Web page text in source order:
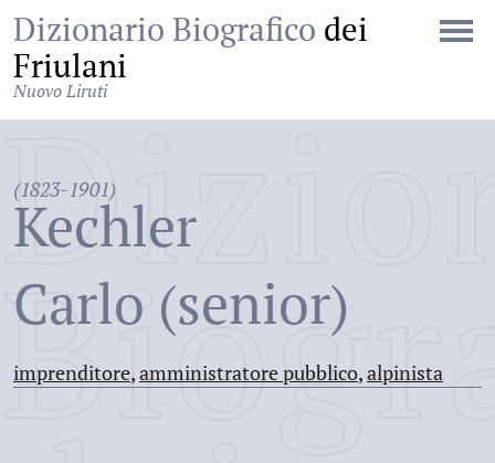
Dizionario Biografico dei
Friulani
Nuovo Liruti
(1823-1901)
Kechler
Carlo (senior)
imprenditore,amministratore pubblico,alpinista